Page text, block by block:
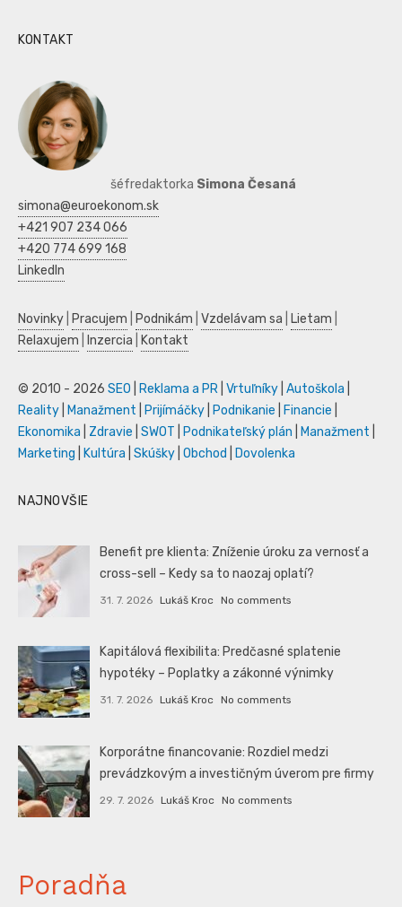
KONTAKT
šéfredaktorka Simona Česaná
simona@euroekonom.sk
+421 907 234 066
+420 774 699 168
LinkedIn
Novinky Pracujem Podnikám Vzdelávam sa Lietam
Relaxujem
Inzercia Kontakt
© 2010 - 2026 SEO Reklama a PR Vrtuľníky Autoškola
Reality
Manažment Prijímáčky Podnikanie Financie
Ekonomika
Zdravie SWOT Podnikateľský plán Manažment
Marketing
Kultúra Skúšky Obchod Dovolenka
NAJNOVŠIE
Benefit pre klienta: Zníženie úroku za vernosť a
cross-sell – Kedy sa to naozaj oplatí?
31. 7. 2026 Lukáš Kroc No comments
Kapitálová flexibilita: Predčasné splatenie
hypotéky – Poplatky a zákonné výnimky
31. 7. 2026 Lukáš Kroc No comments
Korporátne financovanie: Rozdiel medzi
prevádzkovým a investičným úverom pre firmy
29. 7. 2026 Lukáš Kroc No comments
Poradňa